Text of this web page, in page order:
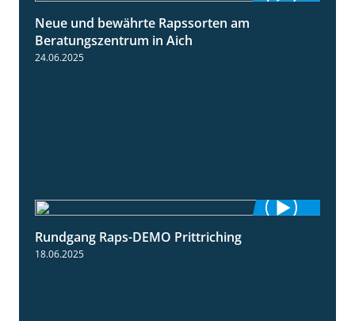
Neue und bewährte Rapssorten am
Beratungszentrum in Aich
24.06.2025
Rundgang Raps-DEMO Prittriching
18.06.2025